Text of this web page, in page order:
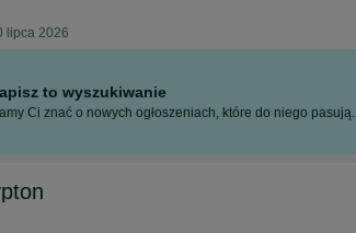
lipca 2026
to wyszukiwanie
Ci znać o nowych ogłoszeniach, które do niego pasują.